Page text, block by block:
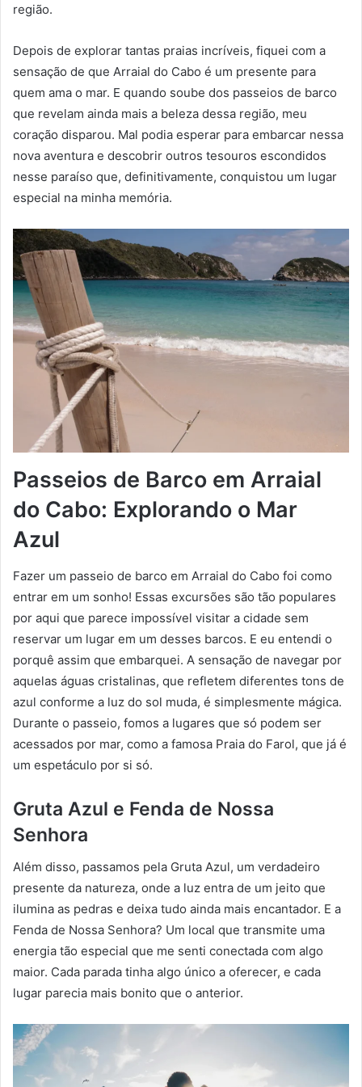
região.
Depois de explorar tantas praias incríveis, fiquei com a
sensação de que Arraial do Cabo é um presente para
quem ama o mar. E quando soube dos passeios de barco
que revelam ainda mais a beleza dessa região, meu
coração disparou. Mal podia esperar para embarcar nessa
nova aventura e descobrir outros tesouros escondidos
nesse paraíso que, definitivamente, conquistou um lugar
especial na minha memória.
Passeios de Barco em Arraial
do Cabo: Explorando o Mar
Azul
Fazer um passeio de barco em Arraial do Cabo foi como
entrar em um sonho! Essas excursões são tão populares
por aqui que parece impossível visitar a cidade sem
reservar um lugar em um desses barcos. E eu entendi o
porquê assim que embarquei. A sensação de navegar por
aquelas águas cristalinas, que refletem diferentes tons de
azul conforme a luz do sol muda, é simplesmente mágica.
Durante o passeio, fomos a lugares que só podem ser
acessados por mar, como a famosa Praia do Farol, que já é
um espetáculo por si só.
Gruta Azul e Fenda de Nossa
Senhora
Além disso, passamos pela Gruta Azul, um verdadeiro
presente da natureza, onde a luz entra de um jeito que
ilumina as pedras e deixa tudo ainda mais encantador. E a
Fenda de Nossa Senhora? Um local que transmite uma
energia tão especial que me senti conectada com algo
maior. Cada parada tinha algo único a oferecer, e cada
lugar parecia mais bonito que o anterior.